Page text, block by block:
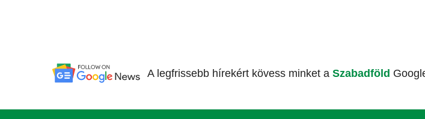
A legfrissebb hírekért kövess minket a Szabadföld